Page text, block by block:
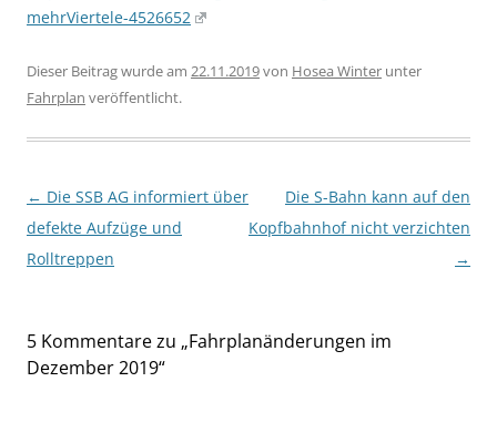
mehrViertele-4526652
Dieser Beitrag wurde am 22.11.2019von Hosea Winter unter
Fahrplan veröffentlicht.
Beitragsnavigation
← Die SSB AG informiert über
defekte Aufzüge und
Rolltreppen
Die S-Bahn kann auf den
Kopfbahnhof nicht verzichten
→
5 Kommentare zu „Fahrplanänderungen im
Dezember 2019“